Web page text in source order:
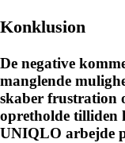
Konklusion
De negative
manglende
skaber frustration
opretholde tilliden
UNIQLO arbejde